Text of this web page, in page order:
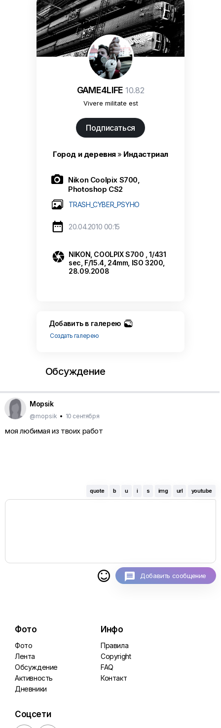
GAME4LIFE 10.82
Vivere militate est
Подписаться
Город и деревня» Индастриал
 Nikon Coolpix S700,
Photoshop CS2
TRASH_CYBER_PSYHO
 20.04.2010 00:15
 NIKON, COOLPIX S700 , 1/431
sec, F/15.4, 24mm, ISO 3200,
28.09.2008
Добавить в галерею
Создать галерею
Обсуждение
Mopsik
@mopsik • 10 сентября
моя любимая из твоих работ
quote b u i s img url youtube
 Добавить сообщение
Фото
Фото
Лента
Обсуждение
Активность
Дневники
Инфо
Правила
Copyright
FAQ
Контакт
Соцсети